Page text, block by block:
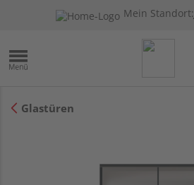
Mein Standort:
Glastüren